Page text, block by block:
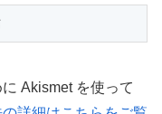
Akismet を使って